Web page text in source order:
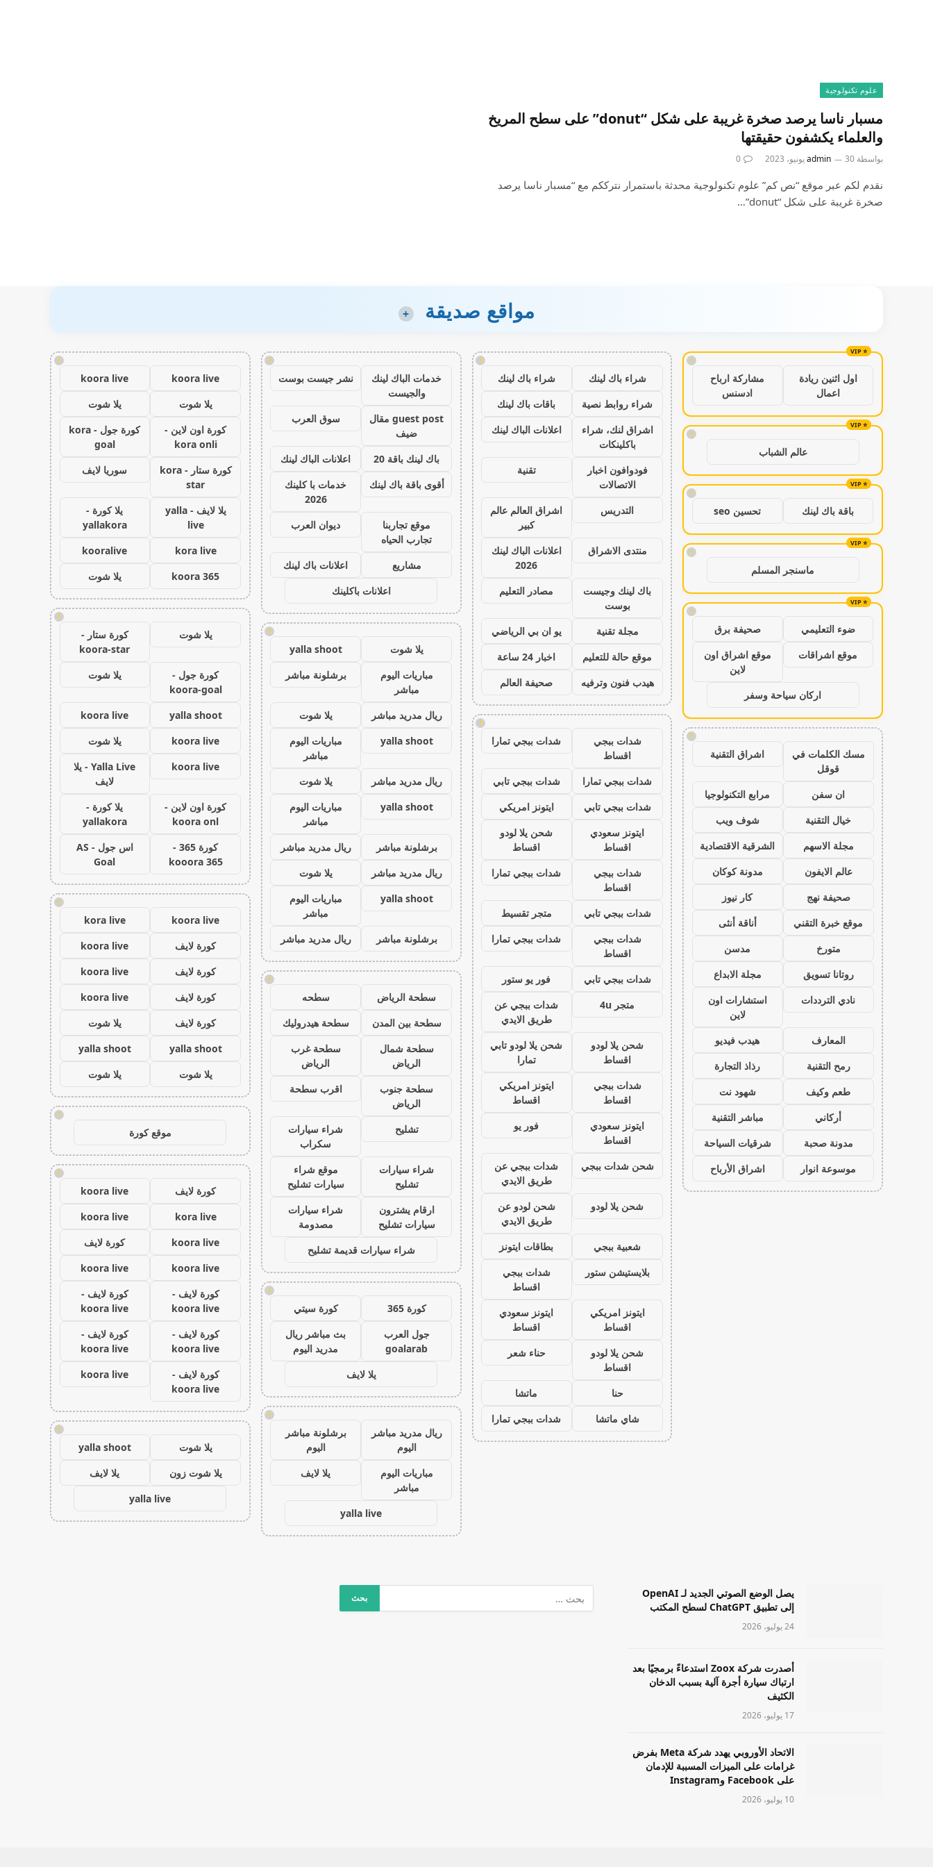
علوم تكنولوجية
مسبار ناسا يرصد صخرة غريبة على شكل “donut” على سطح المريخ
والعلماء يكشفون حقيقتها
بواسطة admin 30 يونيو، 2023 0
نقدم لكم عبر موقع “نص كم” علوم تكنولوجية محدثة باستمرار نترككم مع “مسبار ناسا يرصد
صخرة غريبة على شكل “donut”…
مواقع صديقة +
!
اول اثنين ريادة
اعمال
مشاركة ارباح
ادسنس
!
عالم الشباب
!
باقة باك لينك تحسين seo
!
ماسنجر المسلم
!
ضوء التعليمي
صحيفة برق
موقع اشراقات
موقع اشراق اون
لاين
اركان سياحة وسفر
!
مسك الكلمات في
قوقل
اشراق التقنية
ان سفن
مرابع التكنولوجيا
خيال التقنية
شوف ويب
مجلة الاسهم
الشرقية الاقتصادية
عالم الايفون
مدونة كوكان
صحيفة نهج
كار نيوز
موقع خبرة التقني
أناقة أنثى
متورخ
مدسن
روتانا تسويق
مجلة الابداع
نادي الترددات
استشارات اون
لاين
المعارف
هيدب فيديو
رمح التقنية
رذاذ التجارة
طعم وكيف
شهود نت
أركاني
مباشر التقنية
مدونة صحبة
شرقيات السياحة
موسوعة انوار
اشراق الأرباح
!
شراء باك لينك
شراء باك لينك
شراء روابط نصية
باقات باك لينك
اشراق لنك، شراء
باكلينكات
اعلانات الباك لينك
فودوافون اخبار
الاتصالات
تقنية
التدريس
اشراق العالم عالم
كبير
منتدى الاشراق
اعلانات الباك لينك
2026
باك لينك وجيست
بوست
مصادر التعليم
مجلة تقنية
يو ان بي الرياضي
موقع حالة للتعليم
اخبار 24 ساعة
هيدب فنون وترفيه
صحيفة العالم
!
شدات ببجي
اقساط
شدات ببجي تمارا
شدات ببجي تمارا
شدات ببجي تابي
شدات ببجي تابي
ايتونز امريكي
ايتونز سعودي
اقساط
شحن يلا لودو
اقساط
شدات ببجي
اقساط
شدات ببجي تمارا
شدات ببجي تابي
متجر تقسيط
شدات ببجي
اقساط
شدات ببجي تمارا
شدات ببجي تابي
فور يو ستور
متجر 4u
شدات ببجي عن
طريق الايدي
شحن يلا لودو
اقساط
شحن يلا لودو تابي
تمارا
شدات ببجي
اقساط
ايتونز امريكي
اقساط
ايتونز سعودي
اقساط
فور يو
شحن شدات ببجي
شدات ببجي عن
طريق الايدي
شحن يلا لودو
شحن لودو عن
طريق الايدي
شعبية ببجي
بطاقات ايتونز
بلايستيشن ستور
شدات ببجي
اقساط
ايتونز امريكي
اقساط
ايتونز سعودي
اقساط
شحن يلا لودو
اقساط
حناء شعر
حنا
ماتشا
شاي ماتشا
شدات ببجي تمارا
!
خدمات الباك لينك
والجيست
نشر جيست بوست
guest post مقال
ضيف
سوق العرب
باك لينك باقة 20
اعلانات الباك لينك
أقوى باقة باك لينك
خدمات با كلينك
2026
موقع تجاربنا
تجارب الحياه
ديوان العرب
مشاريع
اعلانات باك لينك
اعلانات باكلينك
!
يلا شوت
yalla shoot
مباريات اليوم
مباشر
برشلونة مباشر
ريال مدريد مباشر
يلا شوت
yalla shoot
مباريات اليوم
مباشر
ريال مدريد مباشر
يلا شوت
yalla shoot
مباريات اليوم
مباشر
برشلونة مباشر
ريال مدريد مباشر
ريال مدريد مباشر
يلا شوت
yalla shoot
مباريات اليوم
مباشر
برشلونة مباشر
ريال مدريد مباشر
!
سطحة الرياض
سطحه
سطحة بين المدن
سطحة هيدروليك
سطحة شمال
الرياض
سطحة غرب
الرياض
سطحة جنوب
الرياض
اقرب سطحة
تشليح
شراء سيارات
سكراب
شراء سيارات
تشليح
موقع شراء
سيارات تشليح
ارقام يشترون
سيارات تشليح
شراء سيارات
مصدومة
شراء سيارات قديمة تشليح
!
كورة 365
كورة سيتي
جول العرب
goalarab
بث مباشر ريال
مدريد اليوم
يلا لايف
!
ريال مدريد مباشر
اليوم
برشلونة مباشر
اليوم
مباريات اليوم
مباشر
يلا لايف
yalla live
!
koora live
koora live
يلا شوت
يلا شوت
كورة اون لاين -
kora onli
كورة جول - kora
goal
كورة ستار - kora
star
سوريا لايف
يلا لايف - yalla
live
يلا كورة -
yallakora
kora live
kooralive
koora 365
يلا شوت
!
يلا شوت
كورة ستار -
koora-star
كورة جول -
koora-goal
يلا شوت
yalla shoot
koora live
koora live
يلا شوت
koora live
Yalla Live - يلا
لايف
كورة اون لاين -
koora onl
يلا كورة -
yallakora
كورة 365 -
kooora 365
اس جول - AS
Goal
!
koora live
kora live
كورة لايف
koora live
كورة لايف
koora live
كورة لايف
koora live
كورة لايف
يلا شوت
yalla shoot
yalla shoot
يلا شوت
يلا شوت
!
موقع كورة
!
كورة لايف
koora live
kora live
koora live
koora live
كورة لايف
koora live
koora live
كورة لايف -
koora live
كورة لايف -
koora live
كورة لايف -
koora live
كورة لايف -
koora live
كورة لايف -
koora live
koora live
!
يلا شوت
yalla shoot
يلا شوت زون
يلا لايف
yalla live
يصل الوضع الصوتي الجديد لـ OpenAI
إلى تطبيق ChatGPT لسطح المكتب
24 يوليو، 2026
أصدرت شركة Zoox استدعاءً برمجيًا بعد
ارتباك سيارة أجرة آلية بسبب الدخان
الكثيف
17 يوليو، 2026
الاتحاد الأوروبي يهدد شركة Meta بفرض
غرامات على الميزات المسببة للإدمان
على Facebook وInstagram
10 يوليو، 2026